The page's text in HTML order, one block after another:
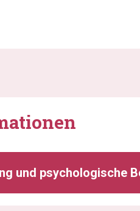
und psychologische